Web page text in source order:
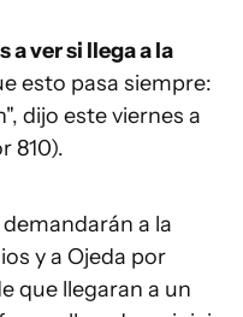
ver si llega a la
esto pasa siempre:
dijo este viernes a
810).
a la
y a Ojeda por
que llegaran a un